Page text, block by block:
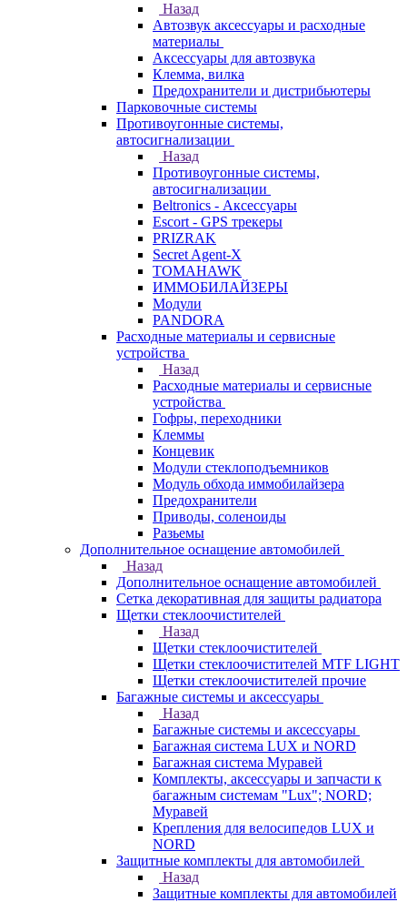
Назад
Автозвук аксессуары и расходные
материалы
Аксессуары для автозвука
Клемма, вилка
Предохранители и дистрибьютеры
Парковочные системы
Противоугонные системы,
автосигнализации
Назад
Противоугонные системы,
автосигнализации
Beltronics - Аксессуары
Escort - GPS трекеры
PRIZRAK
Secret Agent-X
TOMAHAWK
ИММОБИЛАЙЗЕРЫ
Модули
PANDORA
Расходные материалы и сервисные
устройства
Назад
Расходные материалы и сервисные
устройства
Гофры, переходники
Клеммы
Концевик
Модули стеклоподъемников
Модуль обхода иммобилайзера
Предохранители
Приводы, соленоиды
Разьемы
Дополнительное оснащение автомобилей
Назад
Дополнительное оснащение автомобилей
Сетка декоративная для защиты радиатора
Щетки стеклоочистителей
Назад
Щетки стеклоочистителей
Щетки стеклоочистителей MTF LIGHT
Щетки стеклоочистителей прочие
Багажные системы и аксессуары
Назад
Багажные системы и аксессуары
Багажная система LUX и NORD
Багажная система Муравей
Комплекты, аксессуары и запчасти к
багажным системам "Lux"; NORD;
Муравей
Крепления для велосипедов LUX и
NORD
Защитные комплекты для автомобилей
Назад
Защитные комплекты для автомобилей